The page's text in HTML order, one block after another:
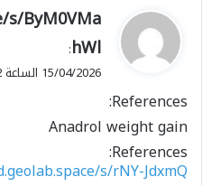
ي
ق
و
ل
ByM0VMa
hWl
:
15/04/2026 الساعة 15:02
References:
Anadrol weight gain
References:
s/rNY-JdxmQ